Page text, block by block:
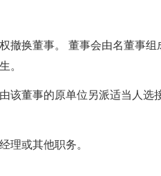
撤换董事。 董事会由名董事组
。
该董事的原单位另派适当人选
理或其他职务。